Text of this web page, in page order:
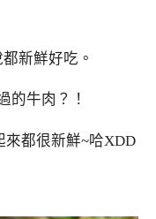
新鮮好吃。
的牛肉？！
來都很新鮮~哈XDD